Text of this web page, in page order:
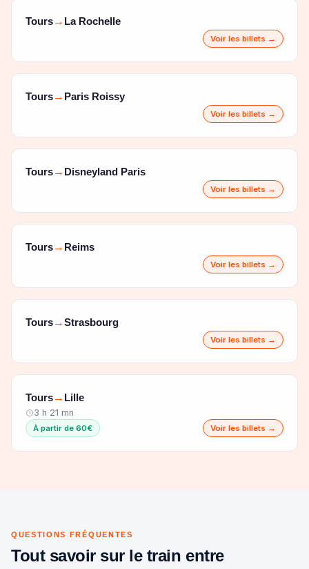
Tours→ La Rochelle
Voir les billets →
Tours→ Paris Roissy
Voir les billets →
Tours→ Disneyland Paris
Voir les billets →
Tours→ Reims
Voir les billets →
Tours→Strasbourg
Voir les billets →
Tours→ Lille
3 h 21 mn
À partir de 60€ Voir les billets →
QUESTIONS FRÉQUENTES
Tout savoir sur le train entre